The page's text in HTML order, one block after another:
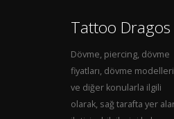
Tattoo Dragos
Dövme, piercing, dövme
fiyatları, dövme modelleri
ve diğer konularla ilgili
olarak, sağ tarafta yer